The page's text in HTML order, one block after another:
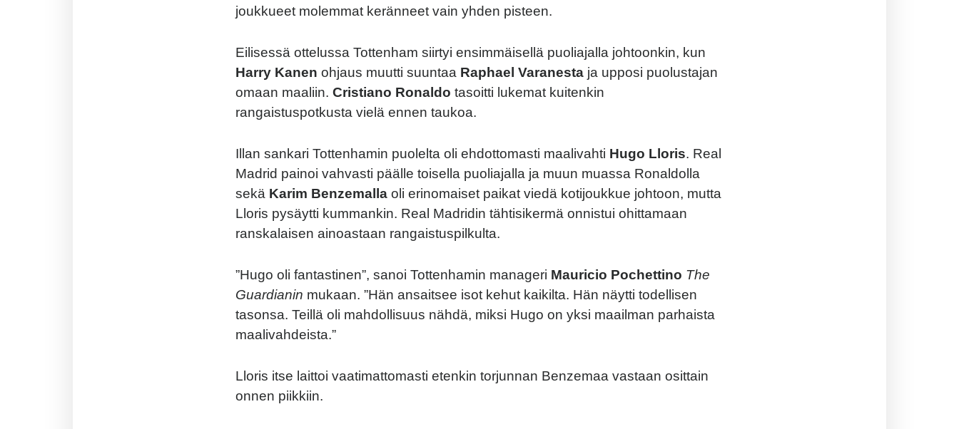
joukkueet molemmat keränneet vain yhden pisteen.
Eilisessä ottelussa Tottenham siirtyi ensimmäisellä puoliajalla johtoonkin, kun
Harry Kanen ohjaus muutti suuntaa Raphael Varanesta ja upposi puolustajan
omaan maaliin. Cristiano Ronaldo tasoitti lukemat kuitenkin
rangaistuspotkusta vielä ennen taukoa.
Illan sankari Tottenhamin puolelta oli ehdottomasti maalivahti Hugo Lloris. Real
Madrid painoi vahvasti päälle toisella puoliajalla ja muun muassa Ronaldolla
sekä Karim Benzemalla oli erinomaiset paikat viedä kotijoukkue johtoon, mutta
Lloris pysäytti kummankin. Real Madridin tähtisikermä onnistui ohittamaan
ranskalaisen ainoastaan rangaistuspilkulta.
”Hugo oli fantastinen”, sanoi Tottenhamin manageri Mauricio Pochettino The
Guardianin mukaan. ”Hän ansaitsee isot kehut kaikilta. Hän näytti todellisen
tasonsa. Teillä oli mahdollisuus nähdä, miksi Hugo on yksi maailman parhaista
maalivahdeista.”
Lloris itse laittoi vaatimattomasti etenkin torjunnan Benzemaa vastaan osittain
onnen piikkiin.